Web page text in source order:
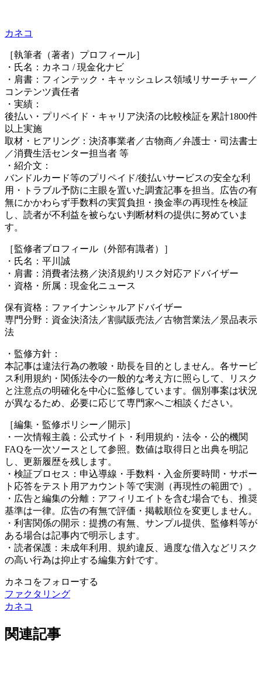
カネコ
［執筆者（著者）プロフィール］
・氏名：カネコ / 現金化ナビ
・肩書：フィンテック・キャッシュレス領域リサーチャー／
コンテンツ責任者
・実績：
後払い・プリペイド・キャリア決済の比較検証を累計1800件
以上実施
取材・ヒアリング：決済事業者／古物商／弁護士・司法書士
／消費生活センター担当者 等
・紹介文：
バンドルカード等のプリペイド/後払いサービスの安全な利
用・トラブル予防に主眼を置いた調査記事を担当。広告の有
無にかかわらず手数料の実質負担・換金率の再現性を検証
し、読者が不利益を被らない判断材料の提供に努めていま
す。
［監修者プロフィール（外部有識者）］
・氏名：平川誠
・肩書：消費者法務／決済規約リスク対応アドバイザー
・資格・所属：現金化ニュース
保有資格：ファイナンシャルアドバイザー
専門分野：資金決済法／割賦販売法／古物営業法／景品表示
法
・監修方針：
本記事は違法行為の教唆・助長を目的としません。各サービ
ス利用規約・関係法令の一般的な考え方に照らして、リスク
と注意点の明確化を中心に監修しています。個別事案は状況
が異なるため、必要に応じて専門家へご相談ください。
［編集・監修ポリシー／開示］
・一次情報主義：公式サイト・利用規約・法令・公的機関
FAQを一次ソースとして参照。数値は取得日と出典を明記
し、更新履歴を残します。
・検証プロセス：申込導線・手数料・入金所要時間・サポー
ト応答をテスト用アカウント等で実測（再現性の範囲で）。
・広告と編集の分離：アフィリエイトを含む場合でも、推奨
基準は一律。広告の有無で評価・掲載順位を変更しません。
・利害関係の開示：提携の有無、サンプル提供、監修料等が
ある場合は記事内で明示します。
・読者保護：未成年利用、規約違反、過度な借入などリスク
の高い行為は抑止する編集方針です。
カネコをフォローする
ファクタリング
カネコ
関連記事